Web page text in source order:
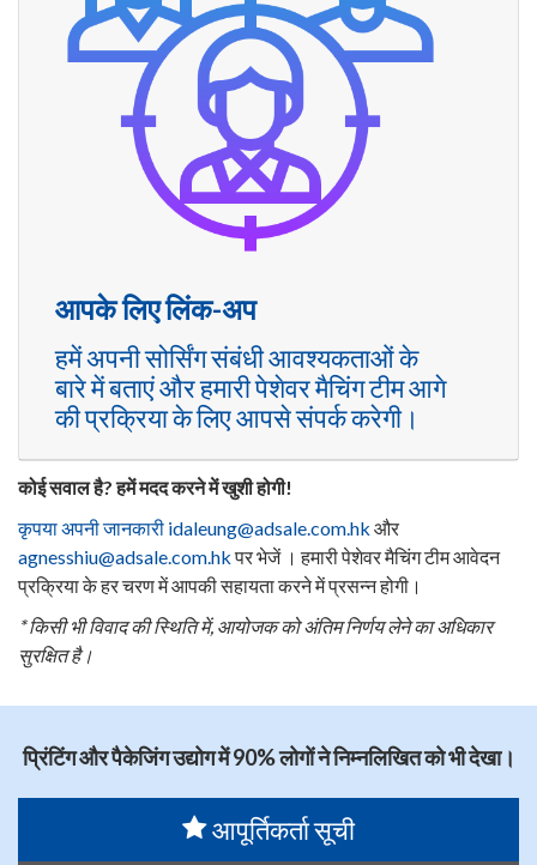
आपके लिए लिंक-अप
हमें अपनी सोर्सिंग संबंधी आवश्यकताओं के
बारे में बताएं और हमारी पेशेवर मैचिंग टीम आगे
की प्रक्रिया के लिए आपसे संपर्क करेगी।
कोई सवाल है? हमें मदद करने में खुशी होगी!
कृपया अपनी जानकारी idaleung@adsale.com.hk और
agnesshiu@adsale.com.hkपर भेजें । हमारी पेशेवर मैचिंग टीम आवेदन
प्रक्रिया के हर चरण में आपकी सहायता करने में प्रसन्न होगी।
* किसी भी विवाद की स्थिति में, आयोजक को अंतिम निर्णय लेने का अधिकार
सुरक्षित है।
प्रिंटिंग और पैकेजिंग उद्योग में 90% लोगों ने निम्नलिखित को भी देखा।
आपूर्तिकर्ता सूची